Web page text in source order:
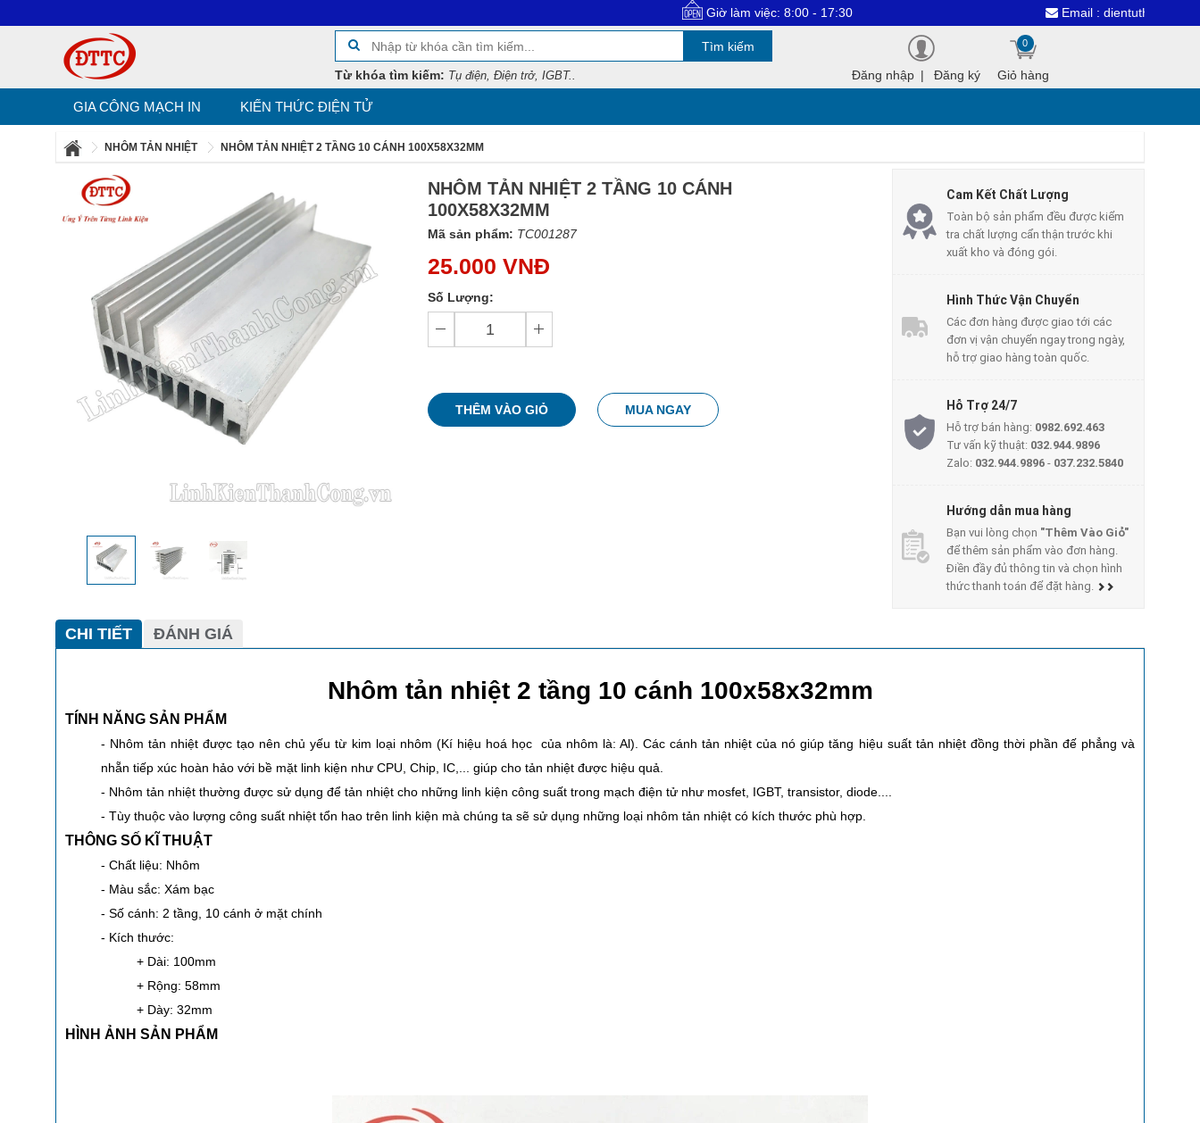
Giờ làm việc: 8:00 - 17:30 Email :
Tìm kiếm
Từ khóa tìm kiếm: Tụ điện, Điện trở, IGBT.. Đăng nhập | Đăng ký Giỏ hàng
0
GIA CÔNG MẠCH IN KIẾN THỨC ĐIỆN TỬ
NHÔM TẢN NHIỆT NHÔM TẢN NHIỆT 2 TẦNG 10 CÁNH 100X58X32MM
NHÔM TẢN NHIỆT 2 TẦNG 10 CÁNH
100X58X32MM
Mã sản phẩm: TC001287
25.000 VNĐ
Số Lượng:
THÊM VÀO GIỎ MUA NGAY
Cam Kết Chất Lượng
Toàn bộ sản phẩm đều được kiểm
tra chất lượng cẩn thận trước khi
xuất kho và đóng gói.
Hình Thức Vận Chuyển
Các đơn hàng được giao tới các
đơn vị vận chuyển ngay trong ngày,
hỗ trợ giao hàng toàn quốc.
Hỗ Trợ 24/7
Hỗ trợ bán hàng: 0982.692.463
Tư vấn kỹ thuật: 032.944.9896
Zalo: 032.944.9896 - 037.232.5840
Hướng dẫn mua hàng
Bạn vui lòng chọn "Thêm Vào Giỏ"
để thêm sản phẩm vào đơn hàng.
Điền đầy đủ thông tin và chọn hình
thức thanh toán để đặt hàng.
CHI TIẾT ĐÁNH GIÁ
Nhôm tản nhiệt 2 tầng 10 cánh 100x58x32mm
TÍNH NĂNG SẢN PHẨM
- Nhôm tản nhiệt được tạo nên chủ yếu từ kim loại nhôm (Kí hiệu hoá học của nhôm là: Al). Các cánh tản nhiệt của nó giúp tăng hiệu suất tản nhiệt đồng thời phần đế phẳng và
nhẵn tiếp xúc hoàn hảo với bề mặt linh kiện như CPU, Chip, IC,... giúp cho tản nhiệt được hiệu quả.
- Nhôm tản nhiệt thường được sử dụng để tản nhiệt cho những linh kiện công suất trong mạch điện tử như mosfet, IGBT, transistor, diode....
- Tùy thuộc vào lượng công suất nhiệt tổn hao trên linh kiện mà chúng ta sẽ sử dụng những loại nhôm tản nhiệt có kích thước phù hợp.
THÔNG SỐ KĨ THUẬT
- Chất liệu: Nhôm
- Màu sắc: Xám bạc
- Số cánh: 2 tầng, 10 cánh ở mặt chính
- Kích thước:
+ Dài: 100mm
+ Rộng: 58mm
+ Dày: 32mm
HÌNH ẢNH SẢN PHẨM